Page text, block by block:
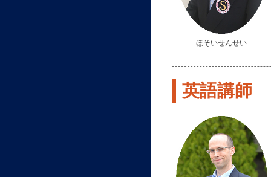
ほそいせんせい
英語講師